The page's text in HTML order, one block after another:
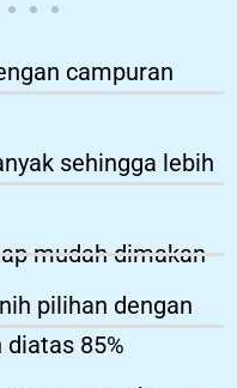
campuran
sehingga lebih
mudah dimakan
pilihan dengan
85%